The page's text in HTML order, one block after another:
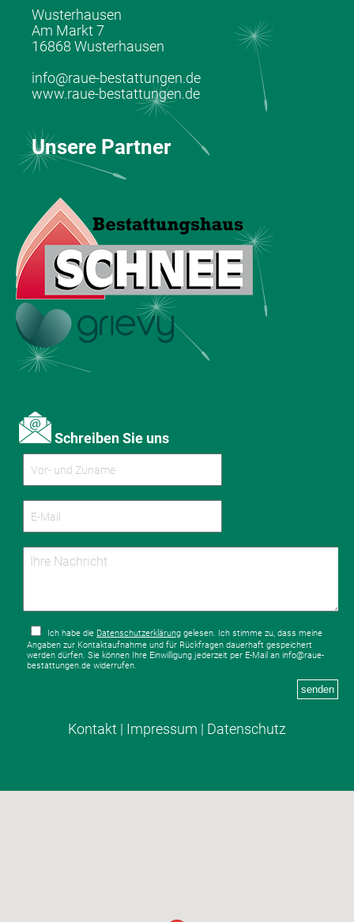
Wusterhausen
Am Markt 7
16868 Wusterhausen
info@raue-bestattungen.de
www.raue-bestattungen.de
Unsere Partner
Schreiben Sie uns
Ich habe die Datenschutzerklärung gelesen. Ich stimme zu, dass meine
Angaben zur Kontaktaufnahme und für Rückfragen dauerhaft gespeichert
werden dürfen. Sie können Ihre Einwilligung jederzeit per E-Mail an info@raue-
bestattungen.de widerrufen.
senden
Kontakt Impressum Datenschutz